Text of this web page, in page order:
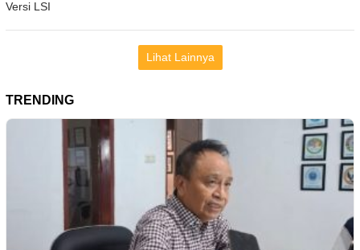
Lihat Lainnya
TRENDING